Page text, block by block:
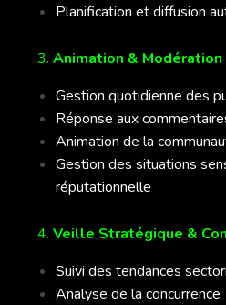
Planification et diffusion
3. Animation & Modération
Gestion quotidienne des
Réponse aux
Animation de la
Gestion des situations
réputationnelle
4. Veille Stratégique &
Suivi des tendances
Analyse de la concurrence